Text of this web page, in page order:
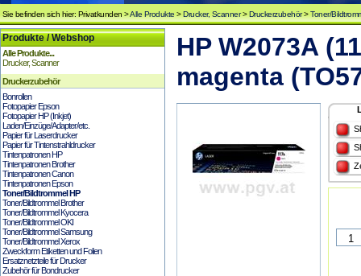
Sie befinden sich hier: Privatkunden >Alle Produkte >Drucker, Scanner>Druckerzubehör>Toner/
Produkte / Webshop
Alle Produkte...
Drucker, Scanner
Druckerzubehör
Bonrollen
Fotopapier Epson
Fotopapier HP (Inkjet)
Laden/Einzüge/Adapter/etc.
Papier für Laserdrucker
Papier für Tintenstrahldrucker
Tintenpatronen HP
Tintenpatronen Brother
Tintenpatronen Canon
Tintenpatronen Epson
Toner/Bildtrommel HP
Toner/Bildtrommel Brother
Toner/Bildtrommel Kyocera
Toner/Bildtrommel OKI
Toner/Bildtrommel Samsung
Toner/Bildtrommel Xerox
Zweckform Etiketten und Folien
Ersatznetzteile für Drucker
Zubehör für Bondrucker
HP W2073A
magenta